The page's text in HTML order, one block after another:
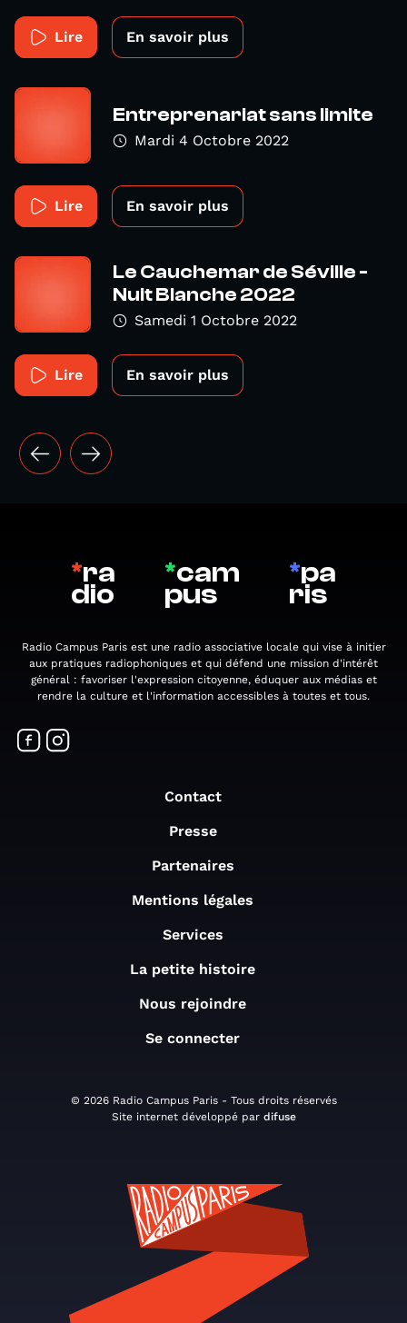
Lire En savoir plus
Entreprenariat sans limite
Mardi 4 Octobre 2022
Lire En savoir plus
Le Cauchemar de Séville -
Nuit Blanche 2022
Samedi 1 Octobre 2022
Lire En savoir plus
*ra
dio
*cam
pus
*pa
ris
Radio Campus Paris est une radio associative locale qui vise à initier
aux pratiques radiophoniques et qui défend une mission d'intérêt
général : favoriser l'expression citoyenne, éduquer aux médias et
rendre la culture et l'information accessibles à toutes et tous.
Contact
Presse
Partenaires
Mentions légales
Services
La petite histoire
Nous rejoindre
Se connecter
© 2026 Radio Campus Paris - Tous droits réservés
Site internet développé par difuse